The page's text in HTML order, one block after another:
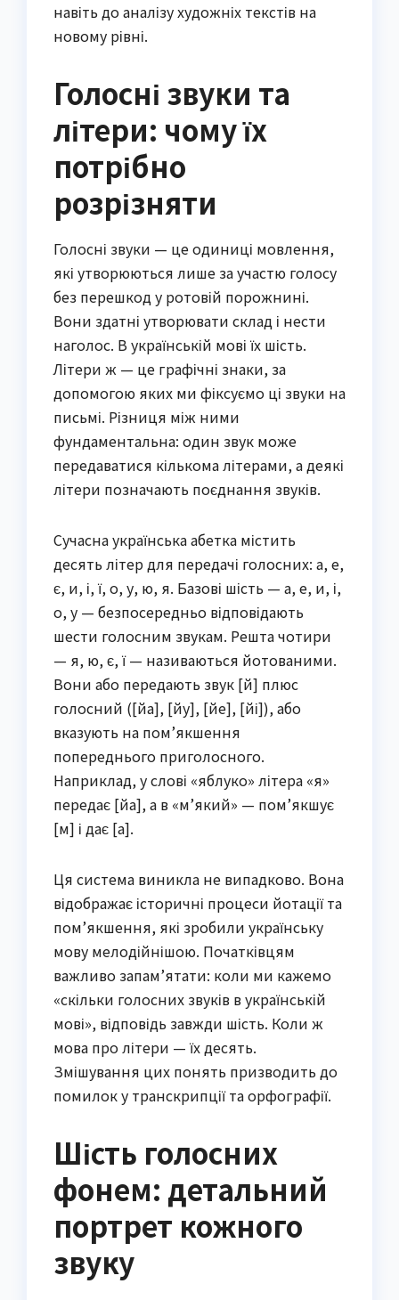
навіть до аналізу художніх текстів на
новому рівні.
Голосні звуки та
літери: чому їх
потрібно
розрізняти
Голосні звуки — це одиниці мовлення,
які утворюються лише за участю голосу
без перешкод у ротовій порожнині.
Вони здатні утворювати склад і нести
наголос. В українській мові їх шість.
Літери ж — це графічні знаки, за
допомогою яких ми фіксуємо ці звуки на
письмі. Різниця між ними
фундаментальна: один звук може
передаватися кількома літерами, а деякі
літери позначають поєднання звуків.
Сучасна українська абетка містить
десять літер для передачі голосних: а, е,
є, и, і, ї, о, у, ю, я. Базові шість — а, е, и, і,
о, у — безпосередньо відповідають
шести голосним звукам. Решта чотири
— я, ю, є, ї — називаються йотованими.
Вони або передають звук [й] плюс
голосний ([йа], [йу], [йе], [йі]), або
вказують на пом’якшення
попереднього приголосного.
Наприклад, у слові «яблуко» літера «я»
передає [йа], а в «м’який» — пом’якшує
[м] і дає [а].
Ця система виникла не випадково. Вона
відображає історичні процеси йотації та
пом’якшення, які зробили українську
мову мелодійнішою. Початківцям
важливо запам’ятати: коли ми кажемо
«скільки голосних звуків в українській
мові», відповідь завжди шість. Коли ж
мова про літери — їх десять.
Змішування цих понять призводить до
помилок у транскрипції та орфографії.
Шість голосних
фонем: детальний
портрет кожного
звуку